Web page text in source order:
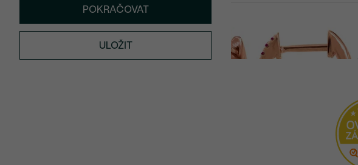
POKRAČOVAT
ULOŽIT
Roche
od 20 790 Kč od 27 690 Kč